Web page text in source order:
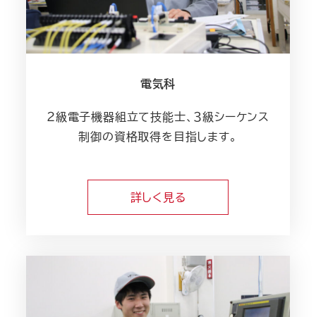
電気科
２級電子機器組立て技能士、３級シーケンス
制御の資格取得を目指します。
詳しく見る